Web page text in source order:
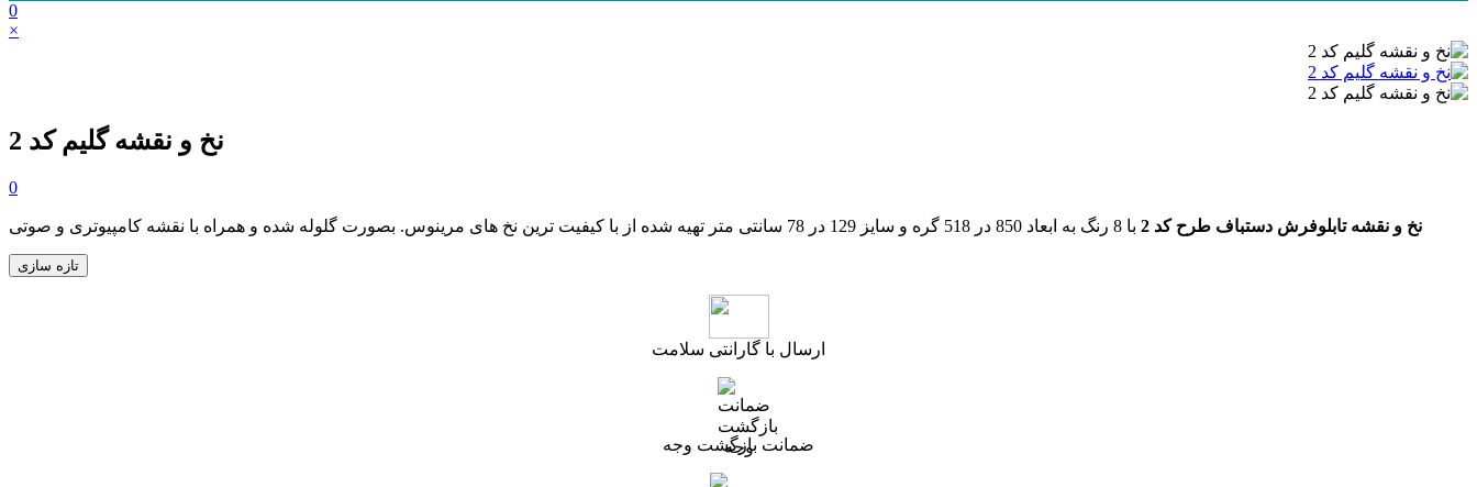
0
×
نخ و نقشه گلیم کد 2
0
نخ و نقشه تابلوفرش دستباف طرح کد 2 با 8 رنگ به ابعاد 850 در 518 گره و سایز 129 در 78 سانتی متر تهیه شده از با کیفیت ترین نخ های مرینوس. بصورت گلوله شده و همراه با نقشه کامپیوتری و صوتی
ارسال با گارانتی سلامت
ضمانت بازگشت وجه